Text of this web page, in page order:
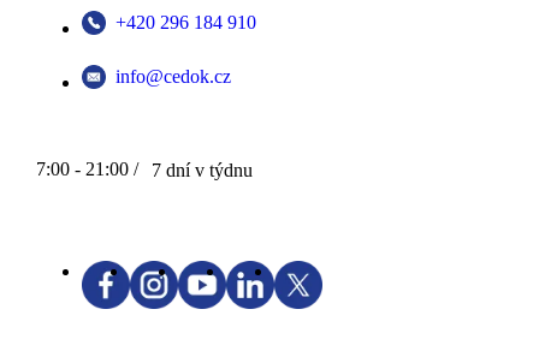
+420 296 184 910
info@cedok.cz
7:00 - 21:00 / 7 dní v týdnu